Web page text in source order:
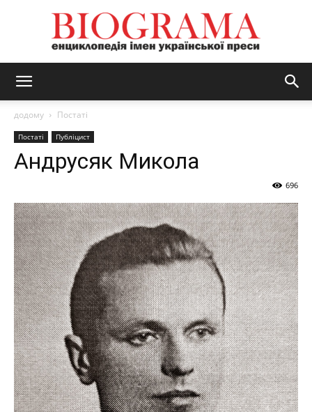
додому Постаті
Постаті Публіцист
Андрусяк Микола
696